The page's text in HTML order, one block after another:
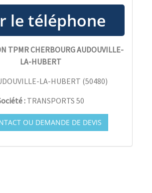
TPMR CHERBOURG AUDOUVILLE-
LA-HUBERT
LA-HUBERT (50480)
:TRANSPORTS 50
OU DEMANDE DE DEVIS